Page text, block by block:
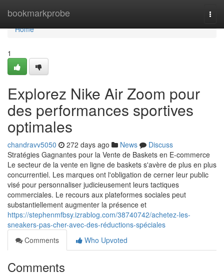
bookmarkprobe
Home
Home
1
Explorez Nike Air Zoom pour
des performances sportives
optimales
chandravv5050 272 days ago News
Discuss
Stratégies Gagnantes pour la Vente de Baskets en E-commerce
Le secteur de la vente en ligne de baskets s'avère de plus en plus
concurrentiel. Les marques ont l'obligation de cerner leur public
visé pour personnaliser judicieusement leurs tactiques
commerciales. Le recours aux plateformes sociales peut
substantiellement augmenter la présence et
https://stephenmfbsy.izrablog.com/38740742/achetez-les-
sneakers-pas-cher-avec-des-réductions-spéciales
Comments
Who Upvoted
Comments